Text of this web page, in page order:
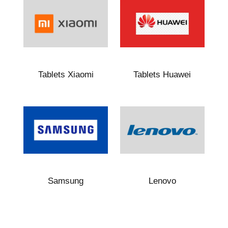
Tablets Xiaomi Tablets Huawei
Samsung Lenovo